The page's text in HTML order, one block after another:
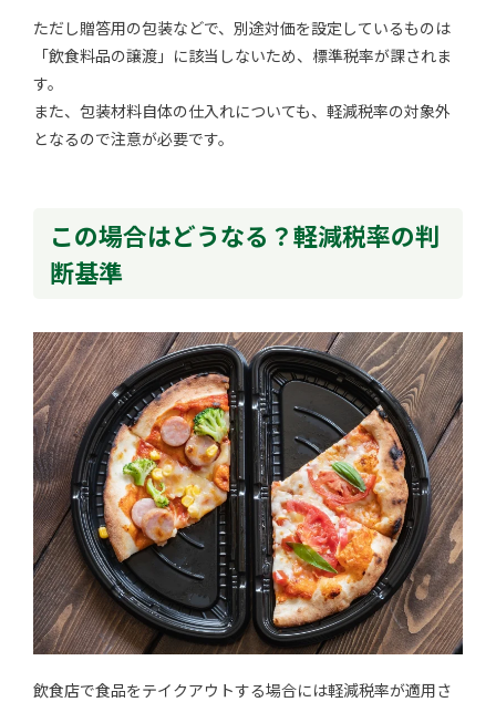
ただし贈答用の包装などで、別途対価を設定しているものは
「飲食料品の譲渡」に該当しないため、標準税率が課されま
す。
また、包装材料自体の仕入れについても、軽減税率の対象外
となるので注意が必要です。
この場合はどうなる？軽減税率の判
断基準
飲食店で食品をテイクアウトする場合には軽減税率が適用さ